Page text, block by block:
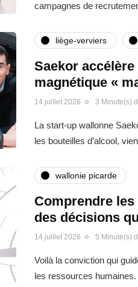
campagnes de
liège-verviers
Saekor
magnétique «
14 juillet 2026 3 Minute(s)
La start-up wallonne
les bouteilles d’alcool,
wallonie picarde
Comprendre
des décisions
14 juillet 2026 5 Minute(s)
Voilà la conviction qui
les ressources